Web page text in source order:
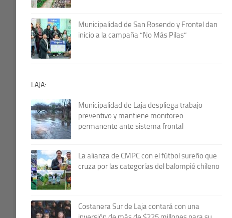
Municipalidad de San Rosendo y Frontel dan
inicio a la campaña “No Más Pilas”
LAJA:
Municipalidad de Laja despliega trabajo
preventivo y mantiene monitoreo
permanente ante sistema frontal
La alianza de CMPC con el fútbol sureño que
cruza por las categorías del balompié chileno
Costanera Sur de Laja contará con una